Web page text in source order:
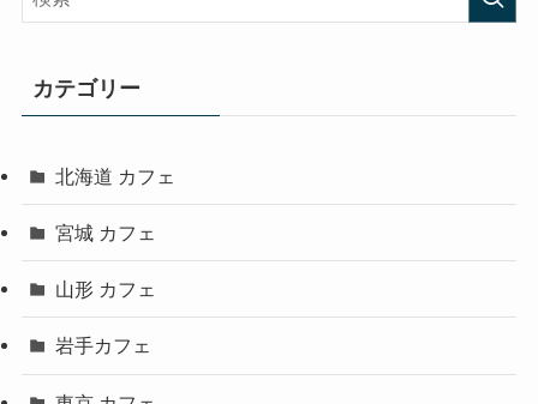
カテゴリー
北海道 カフェ
宮城 カフェ
山形 カフェ
岩手カフェ